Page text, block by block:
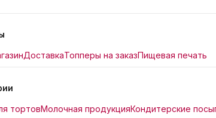
ДоставкаТопперы на заказПищевая печать
тортовМолочная продукцияКондитерские